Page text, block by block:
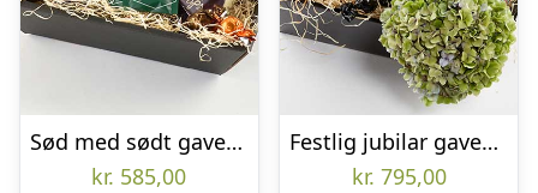
Sød med sødt gavekasse – Send blomster med Bloomit
kr. 585,00
Festlig jubilar gavekasse – Send blomster med Bloomit
kr. 795,00